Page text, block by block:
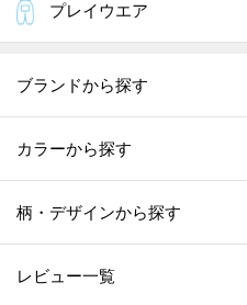
プレイウエア
ブランドから探す
カラーから探す
柄・デザインから探す
レビュー一覧